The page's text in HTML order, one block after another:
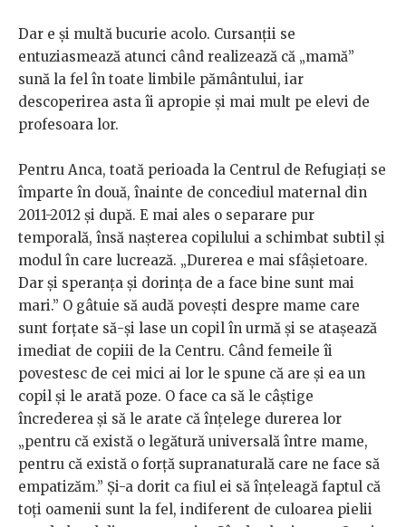
Dar e și multă bucurie acolo. Cursanții se
entuziasmează atunci când realizează că „mamă”
sună la fel în toate limbile pământului, iar
descoperirea asta îi apropie și mai mult pe elevi de
profesoara lor.
Pentru Anca, toată perioada la Centrul de Refugiați se
împarte în două, înainte de concediul maternal din
2011-2012 și după. E mai ales o separare pur
temporală, însă nașterea copilului a schimbat subtil și
modul în care lucrează. „Durerea e mai sfâșietoare.
Dar și speranța și dorința de a face bine sunt mai
mari.” O gâtuie să audă povești despre mame care
sunt forțate să-și lase un copil în urmă și se atașează
imediat de copiii de la Centru. Când femeile îi
povestesc de cei mici ai lor le spune că are și ea un
copil și le arată poze. O face ca să le câștige
încrederea și să le arate că înțelege durerea lor
„pentru că există o legătură universală între mame,
pentru că există o forță supranaturală care ne face să
empatizăm.” Și-a dorit ca fiul ei să înțeleagă faptul că
toți oamenii sunt la fel, indiferent de culoarea pielii